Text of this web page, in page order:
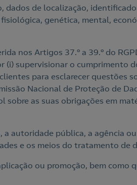
dados de localização,
genética, mental,
nos Artigos 37.º a 39.º do
(i) supervisionar o cumprimento
para esclarecer questões
Nacional de Proteção de
sobre as suas obrigações em
autoridade pública, a agência
e os meios do tratamento de
ou promoção, bem como